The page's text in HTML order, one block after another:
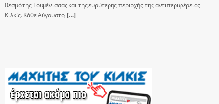
θεσμό της Γουμένισσας και της ευρύτερης περιοχής της αντιπεριφέρειας
Κιλκίς. Κάθε Αύγουστο, […]